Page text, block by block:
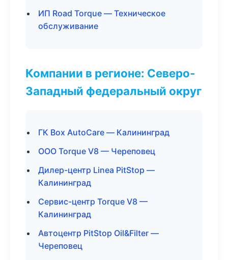
ИП Road Torque — Техническое
обслуживание
Компании в регионе: Северо-
Западный федеральный округ
ГК Box AutoCare — Калининград
ООО Torque V8 — Череповец
Дилер-центр Linea PitStop —
Калининград
Сервис-центр Torque V8 —
Калининград
Автоцентр PitStop Oil&Filter —
Череповец